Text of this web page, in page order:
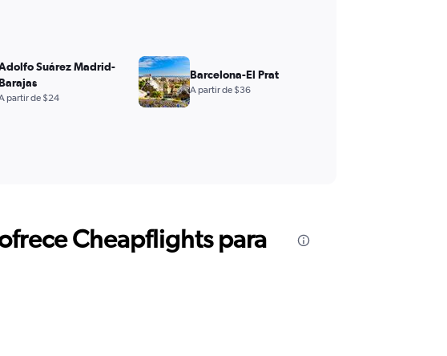
Suárez Madrid-
partir de $24
Barcelona-El Prat
A partir de $36
Cheapflights para